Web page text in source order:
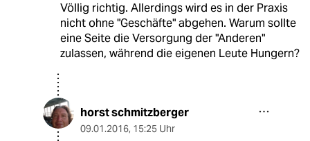
Völlig richtig. Allerdings wird es in der Praxis
nicht ohne "Geschäfte" abgehen. Warum sollte
eine Seite die Versorgung der "Anderen"
zulassen, während die eigenen Leute Hungern?
horst schmitzberger
09.01.2016, 15:25 Uhr